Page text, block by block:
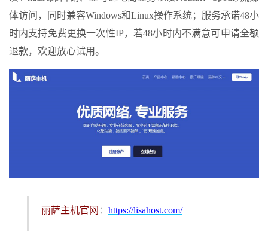
体访问，同时兼容Windows和Linux操作系统；服务承诺48小
时内支持免费更换一次性IP，若48小时内不满意可申请全额
退款，欢迎放心试用。
丽萨主机官网 ： https://lisahost.com/